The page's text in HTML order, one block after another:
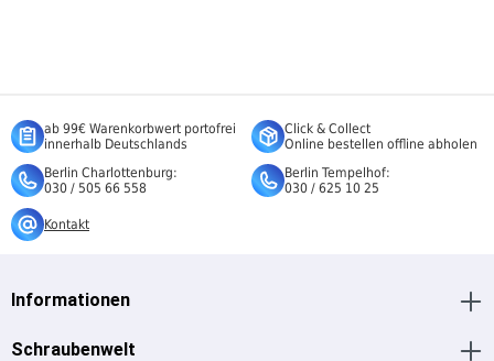
ab 99€ Warenkorbwert portofrei
innerhalb Deutschlands
Click & Collect
Online bestellen offline abholen
Berlin Charlottenburg:
030 / 505 66 558
Berlin Tempelhof:
030 / 625 10 25
Kontakt
Informationen
Schraubenwelt